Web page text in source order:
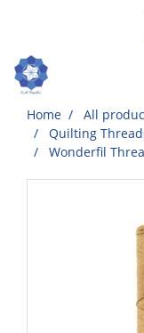
Home All
Quilting
Wonderfil